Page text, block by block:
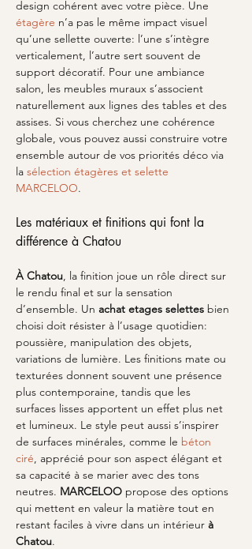
design cohérent avec votre pièce. Une
étagère n’a pas le même impact visuel
qu’une sellette ouverte: l’une s’intègre
verticalement, l’autre sert souvent de
support décoratif. Pour une ambiance
salon, les meubles muraux s’associent
naturellement aux lignes des tables et des
assises. Si vous cherchez une cohérence
globale, vous pouvez aussi construire votre
ensemble autour de vos priorités déco via
la sélection étagères et selette
MARCELOO.
Les matériaux et finitions qui font la
différence à Chatou
À Chatou, la finition joue un rôle direct sur
le rendu final et sur la sensation
d’ensemble. Un achat etages selettes bien
choisi doit résister à l’usage quotidien:
poussière, manipulation des objets,
variations de lumière. Les finitions mate ou
texturées donnent souvent une présence
plus contemporaine, tandis que les
surfaces lisses apportent un effet plus net
et lumineux. Le style peut aussi s’inspirer
de surfaces minérales, comme le béton
ciré, apprécié pour son aspect élégant et
sa capacité à se marier avec des tons
neutres. MARCELOO propose des options
qui mettent en valeur la matière tout en
restant faciles à vivre dans un intérieur à
Chatou.